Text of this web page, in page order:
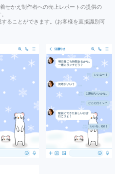
せかえ制作者への売上レポートの提供の
ることができます。(お客様を直接識別可